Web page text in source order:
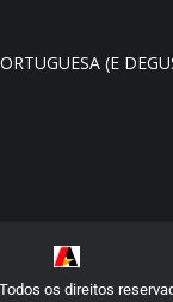
(E
os direitos